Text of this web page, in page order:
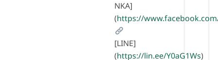
NKA]
(https://
[LINE]
(https://lin.ee/Y0aG1Ws)